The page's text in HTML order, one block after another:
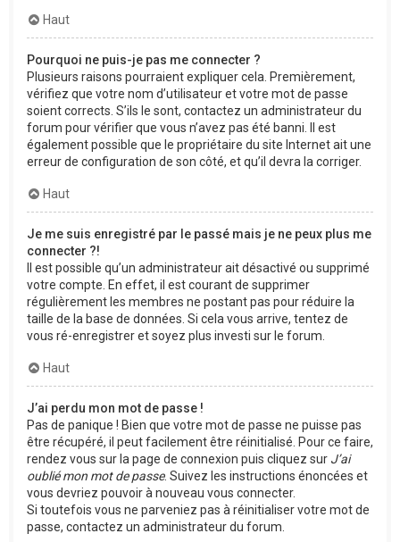
Haut
Pourquoi ne puis-je pas me connecter ?
Plusieurs raisons pourraient expliquer cela. Premièrement,
vérifiez que votre nom d’utilisateur et votre mot de passe
soient corrects. S’ils le sont, contactez un administrateur du
forum pour vérifier que vous n’avez pas été banni. Il est
également possible que le propriétaire du site Internet ait une
erreur de configuration de son côté, et qu’il devra la corriger.
Haut
Je me suis enregistré par le passé mais je ne peux plus me
connecter ?!
Il est possible qu’un administrateur ait désactivé ou supprimé
votre compte. En effet, il est courant de supprimer
régulièrement les membres ne postant pas pour réduire la
taille de la base de données. Si cela vous arrive, tentez de
vous ré-enregistrer et soyez plus investi sur le forum.
Haut
J’ai perdu mon mot de passe !
Pas de panique ! Bien que votre mot de passe ne puisse pas
être récupéré, il peut facilement être réinitialisé. Pour ce faire,
rendez vous sur la page de connexion puis cliquez sur J’ai
oublié mon mot de passe. Suivez les instructions énoncées et
vous devriez pouvoir à nouveau vous connecter.
Si toutefois vous ne parveniez pas à réinitialiser votre mot de
passe, contactez un administrateur du forum.